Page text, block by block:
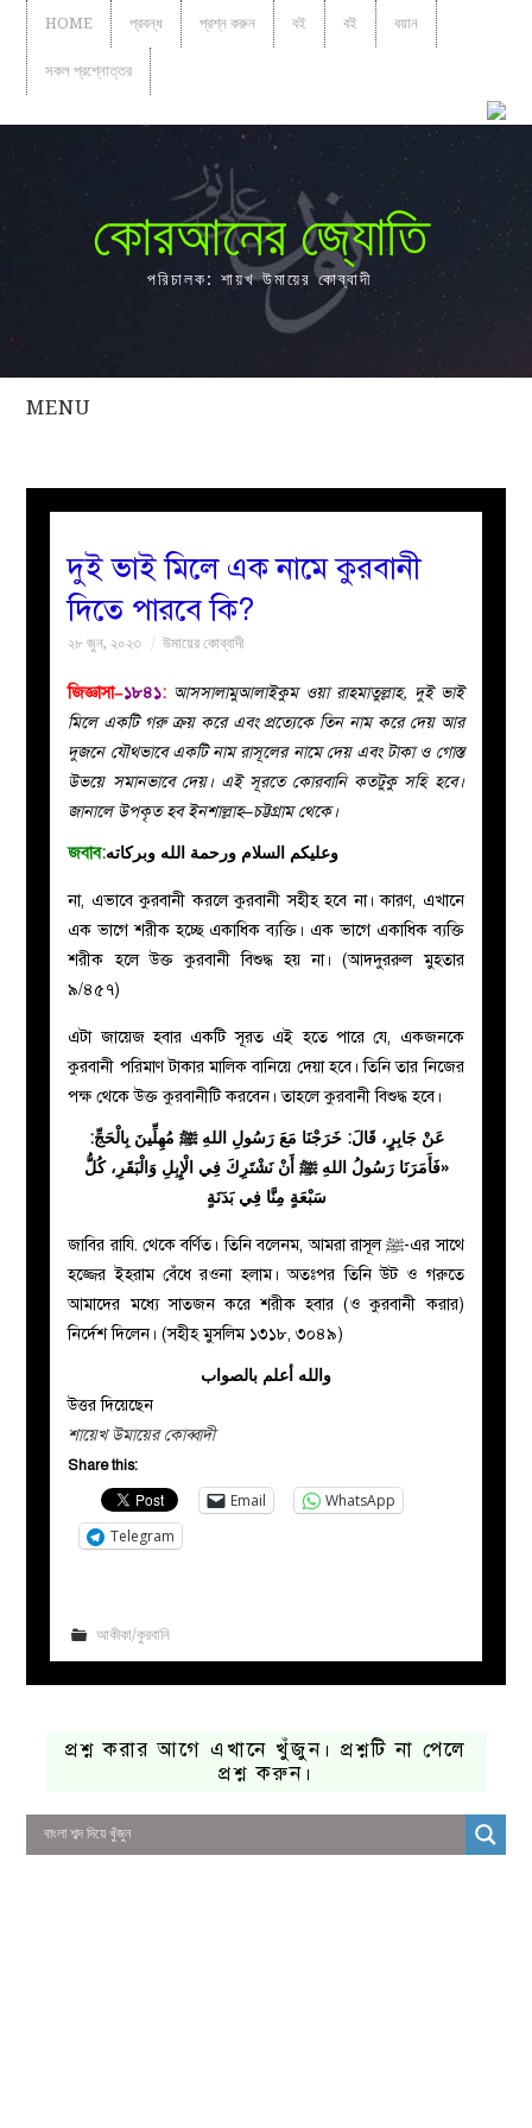
HOME প্রবন্ধ প্রশ্ন করুন বই বই বয়ান
সকল প্রশ্নোত্তর
কোরআনের জ্যোতি
পরিচালক: শায়খ উমায়ের কোব্বাদী
MENU
সকল
বয়ান
নারীদের
পাতা
ইসলাহী
প্রশ্ন
করুন
দুই ভাই মিলে এক নামে কুরবানী
দিতে পারবে কি?
২৮ জুন, ২০২৩ উমায়ের কোব্বাদী
জিজ্ঞাসা–১৮৪১: আসসালামুআলাইকুম ওয়া রাহমাতুল্লাহ, দুই ভাই
মিলে একটি গরু ক্রয় করে এবং প্রত্যেকে তিন নাম করে দেয় আর
দুজনে যৌথভাবে একটি নাম রাসূলের নামে দেয় এবং টাকা ও গোস্ত
উভয়ে সমানভাবে দেয়। এই সূরতে কোরবানি কতটুকু সহি হবে।
জানালে উপকৃত হব ইনশাল্লাহ–চট্টগ্রাম থেকে।
জবাব:وعليكم السلام ورحمة الله وبركاته
না, এভাবে কুরবানী করলে কুরবানী সহীহ হবে না। কারণ, এখানে
এক ভাগে শরীক হচ্ছে একাধিক ব্যক্তি। এক ভাগে একাধিক ব্যক্তি
শরীক হলে উক্ত কুরবানী বিশুদ্ধ হয় না। (আদদুররুল মুহতার
৯/৪৫৭)
এটা জায়েজ হবার একটি সূরত এই হতে পারে যে, একজনকে
কুরবানী পরিমাণ টাকার মালিক বানিয়ে দেয়া হবে। তিনি তার নিজের
পক্ষ থেকে উক্ত কুরবানীটি করবেন। তাহলে কুরবানী বিশুদ্ধ হবে।
عَنْ جَابِرٍ، قَالَ: خَرَجْنَا مَعَ رَسُولِ اللهِ ﷺ مُهِلِّينَ بِالْحَجِّ:
«فَأَمَرَنَا رَسُولُ اللهِ ﷺ أَنْ نَشْتَرِكَ فِي الْإِبِلِ وَالْبَقَرِ، كُلُّ
سَبْعَةٍ مِنَّا فِي بَدَنَةٍ
জাবির রাযি. থেকে বর্ণিত। তিনি বলেনম, আমরা রাসূল ﷺ-এর সাথে
হজ্জের ইহরাম বেঁধে রওনা হলাম। অতঃপর তিনি উট ও গরুতে
আমাদের মধ্যে সাতজন করে শরীক হবার (ও কুরবানী করার)
নির্দেশ দিলেন। (সহীহ মুসলিম ১৩১৮, ৩০৪৯)
والله أعلم بالصواب
উত্তর দিয়েছেন
শায়েখ উমায়ের কোব্বাদী
Share this:
Email
WhatsApp
Telegram
আকীকা/কুরবানি
প্রশ্ন করার আগে এখানে খুঁজুন। প্রশ্নটি না পেলে
প্রশ্ন করুন।